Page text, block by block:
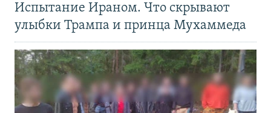
Испытание Ираном. Что скрывают
улыбки Трампа и принца Мухаммеда